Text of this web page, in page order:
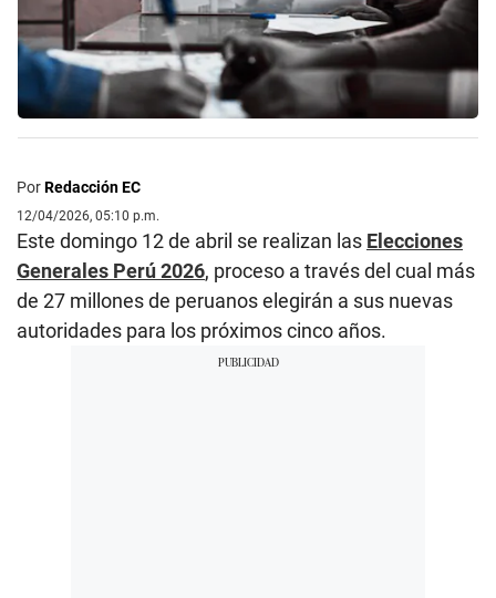
PorRedacción EC
12/04/2026, 05:10 p.m.
Este domingo 12 de abril se realizan las Elecciones
Generales Perú 2026, proceso a través del cual más
de 27 millones de peruanos elegirán a sus nuevas
autoridades para los próximos cinco años.